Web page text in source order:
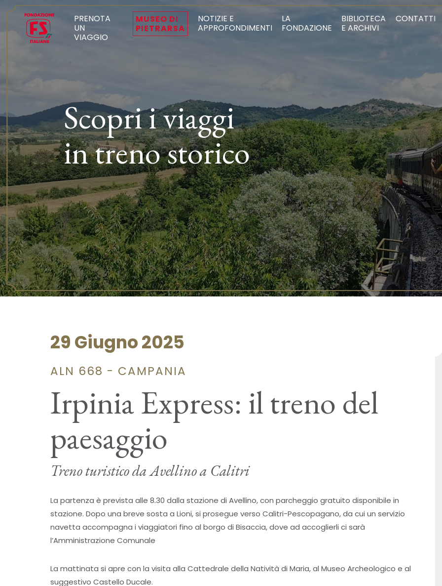
PRENOTA
UN
VIAGGIO
MUSEO DI
PIETRARSA
NOTIZIE E
APPROFONDIMENTI
LA
FONDAZIONE
BIBLIOTECA
E ARCHIVI
CONTATTI
Scopri i viaggi
in treno storico
29 Giugno 2025
ALN 668 - CAMPANIA
Irpinia Express: il treno del
paesaggio
Treno turistico da Avellino a Calitri
La partenza è prevista alle 8.30 dalla stazione di Avellino, con parcheggio gratuito disponibile in
stazione. Dopo una breve sosta a Lioni, si prosegue verso Calitri-Pescopagano, da cui un servizio
navetta accompagna i viaggiatori fino al borgo di Bisaccia, dove ad accoglierli ci sarà
l’Amministrazione Comunale
La mattinata si apre con la visita alla Cattedrale della Natività di Maria, al Museo Archeologico e al
suggestivo Castello Ducale.